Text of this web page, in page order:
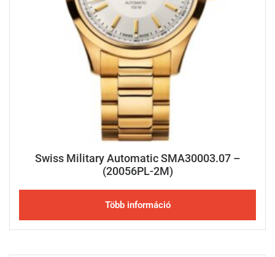
Swiss Military Automatic SMA30003.07 –
(20056PL-2M)
Több információ